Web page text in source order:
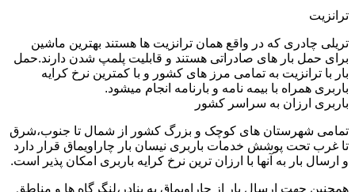
ترانزیت
تریلی چادری که در واقع همان ترانزیت ها هستند بهترین ماشین
برای حمل بار های صادراتی هستند و قابلیت پلمپ شدن دارند.حمل
بار با ترانزیت به تمامی مرز های کشور و با کمترین نرخ کرایه
باربری همراه با بیمه نامه و بارنامه انجام میشود.
باربری ارزان به سراسر کشور
تمامی شهرستان های کوچک و بزرگ کشور از شمال تا جنوب،شرق
تا غرب تحت پوشش خدمات باربری نیسان بار چاراویماق قرار دارد
و ارسال بار به آنها با ارزان ترین نرخ کرایه باربری امکان پذیر است.
همچنین جهت ارسال بار از چاراویماق به بنادر،لنگرگاه ها و مناطق